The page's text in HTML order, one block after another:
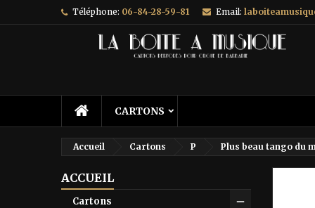
Téléphone: 06-84-28-59-81 Email:
CARTONS
Accueil Cartons P Plus beau tango du
ACCUEIL
Cartons